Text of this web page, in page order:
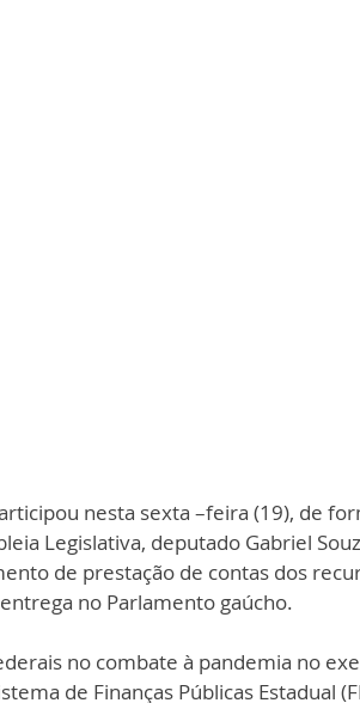
nesta sexta –feira (19), de
Legislativa, deputado Gabriel
de prestação de contas dos
no Parlamento gaúcho.
no combate à pandemia no
de Finanças Públicas Estadual